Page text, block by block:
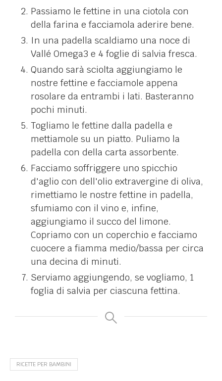
Passiamo le fettine in una ciotola con
della farina e facciamola aderire bene.
In una padella scaldiamo una noce di
Vallé Omega3 e 4 foglie di salvia fresca.
Quando sarà sciolta aggiungiamo le
nostre fettine e facciamole appena
rosolare da entrambi i lati. Basteranno
pochi minuti.
Togliamo le fettine dalla padella e
mettiamole su un piatto. Puliamo la
padella con della carta assorbente.
Facciamo soffriggere uno spicchio
d'aglio con dell'olio extravergine di oliva,
rimettiamo le nostre fettine in padella,
sfumiamo con il vino e, infine,
aggiungiamo il succo del limone.
Copriamo con un coperchio e facciamo
cuocere a fiamma medio/bassa per circa
una decina di minuti.
Serviamo aggiungendo, se vogliamo, 1
foglia di salvia per ciascuna fettina.
RICETTE PER BAMBINI